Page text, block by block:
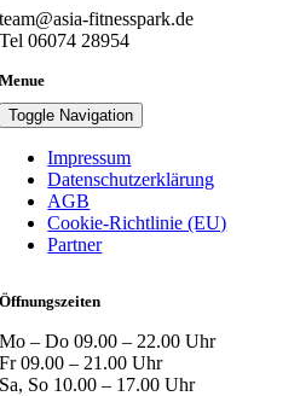
team@asia-fitnesspark.de
Tel 06074 28954
Menue
Toggle Navigation
Impressum
Datenschutzerklärung
AGB
Cookie-Richtlinie (EU)
Partner
Öffnungszeiten
Mo – Do 09.00 – 22.00 Uhr
Fr 09.00 – 21.00 Uhr
Sa, So 10.00 – 17.00 Uhr